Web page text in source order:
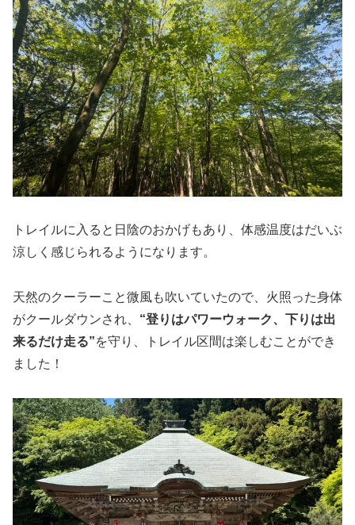
トレイルに入ると日陰のおかげもあり、体感温度はだいぶ
涼しく感じられるようになります。
天然のクーラーこと微風も吹いていたので、火照った身体
がクールダウンされ、 “登りはパワーウォーク、下りは出
来るだけ走る”を守り、トレイル区間は楽しむことができ
ました！